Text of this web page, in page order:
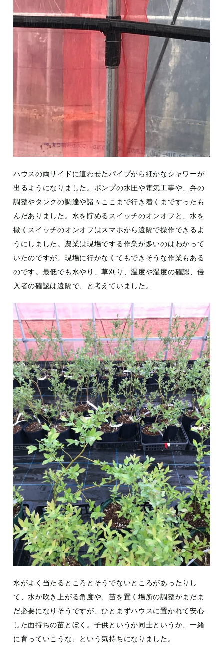
ハウスの両サイドに這わせたパイプから細かなシャワーが
出るようになりました。ポンプの水圧や電気工事や、弁の
調整やタンクの調達や諸々ここまで行き着くまですったも
んだありました。水を貯めるスイッチのオンオフと、水を
撒くスイッチのオンオフはスマホから遠隔で操作できるよ
うにしました。農業は現場でする作業が多いのはわかって
いたのですが、現場に行かなくてもできそうな作業もある
のです。最低でも水やり、草刈り、温度や湿度の確認、侵
入者の確認は遠隔で、と考えていました。
水がよく当たるところとそうでないところがあったりし
て、水が吹き上がる角度や、苗を置く場所の調整がまだま
だ必要になりそうですが、ひとまずハウスに置かれて安心
した面持ちの苗とぼく。子供というか同士というか、一緒
に育っていこうな、という気持ちになりました。